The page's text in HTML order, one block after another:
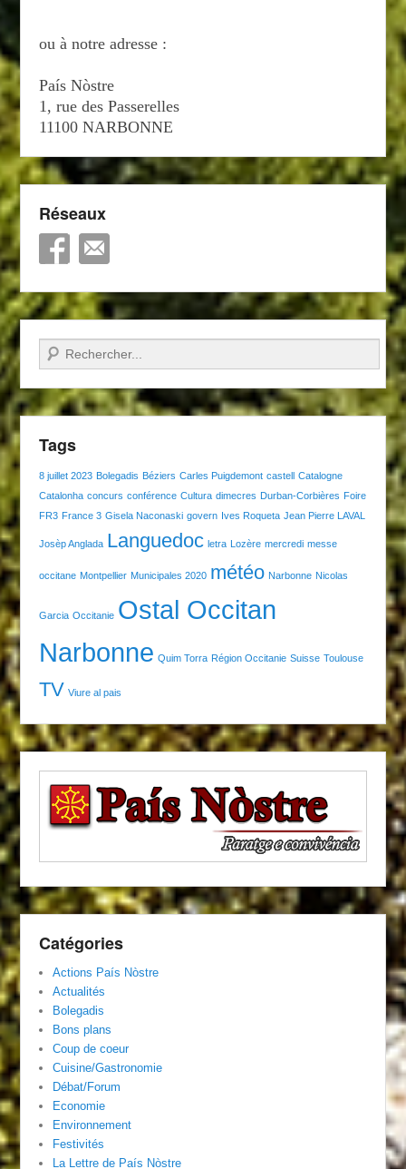
ou à notre adresse :
País Nòstre
1, rue des Passerelles
11100 NARBONNE
Réseaux
Recherche
Tags
8 juillet 2023 Bolegadis Béziers Carles Puigdemont castell Catalogne
Catalonha concurs conférence Cultura dimecres Durban-Corbières Foire
FR3 France 3 Gisela Naconaski govern Ives Roqueta Jean Pierre LAVAL
Josèp Anglada Languedoc letra Lozère mercredi messe
occitane Montpellier Municipales 2020 météo Narbonne Nicolas
Garcia Occitanie Ostal Occitan
Narbonne Quim Torra Région Occitanie Suisse Toulouse
TV Viure al pais
Catégories
Actions País Nòstre
Actualités
Bolegadis
Bons plans
Coup de coeur
Cuisine/Gastronomie
Débat/Forum
Economie
Environnement
Festivités
La Lettre de País Nòstre